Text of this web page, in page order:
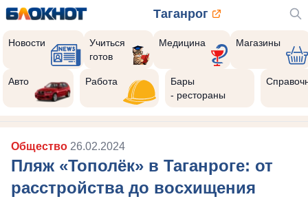
Таганрог
Новости
Учиться
готов
Медицина Магазины
Авто Работа
Бары
- рестораны
Общество 26.02.2024
Пляж «Тополёк» в Таганроге: от
расстройства до восхищения